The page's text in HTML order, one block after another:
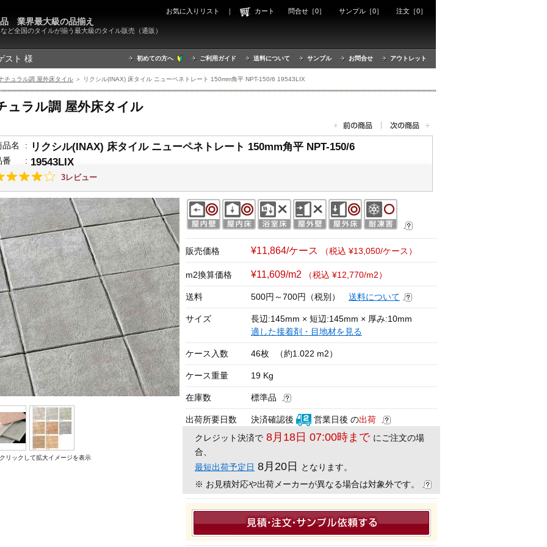
ど全国のタイルが揃う最大級のタイル販売（通販）
業界最大級の品揃え
スト 様 初めての方へ ご利用ガイド 送料について サンプル お問合せ アウトレット
お気に入りリスト ｜ カート 問合せ［0］ サンプル［0］ 注文［0］
チュラル調 屋外床タイル ＞ リクシル(INAX) 床タイル ニューペネトレート 150mm角平 NPT-150/6 19543LIX
ュラル調 屋外床タイル
品名 : リクシル(INAX) 床タイル ニューペネトレート 150mm角平 NPT-150/6
番 : 19543LIX
3レビュー
リックして拡大イメージを表示
販売価格 ¥11,864/ケース （税込 ¥13,050/ケース）
m2換算価格 ¥11,609/m2 （税込 ¥12,770/m2）
送料 500円～700円（税別） 送料について
サイズ
長辺:145mm × 短辺:145mm × 厚み:10mm
適した接着剤・目地材を見る
ケース入数 46枚 （約1.022 m2）
ケース重量 19 Kg
在庫数 標準品
出荷所要日数 決済確認後 営業日後 の出荷
クレジット決済で 8月18日 07:00時まで にご注文の場
合、
最短出荷予定日 8月20日
となります。
※ お見積対応や出荷メーカーが異なる場合は対象外です。